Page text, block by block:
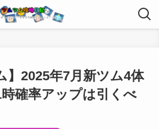
】2025年7月新ツム4体
確率アップは引くべ